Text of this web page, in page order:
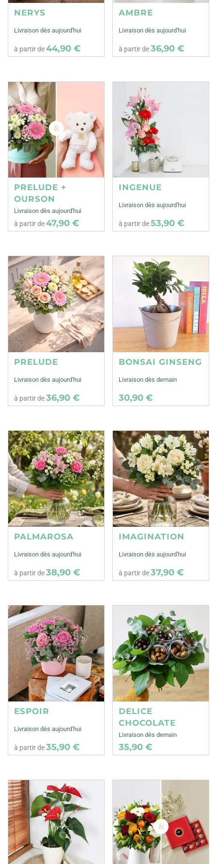
NERYS
Livraison dès aujourd'hui
à partir de44,90 €
AMBRE
Livraison dès aujourd'hui
à partir de36,90 €
PRELUDE +
OURSON
Livraison dès aujourd'hui
à partir de47,90 €
INGENUE
Livraison dès aujourd'hui
à partir de53,90 €
PRELUDE
Livraison dès aujourd'hui
à partir de36,90 €
BONSAI GINSENG
Livraison dès demain
30,90 €
PALMAROSA
Livraison dès aujourd'hui
à partir de38,90 €
IMAGINATION
Livraison dès aujourd'hui
à partir de37,90 €
ESPOIR
Livraison dès aujourd'hui
à partir de35,90 €
DELICE
CHOCOLATE
Livraison dès demain
35,90 €